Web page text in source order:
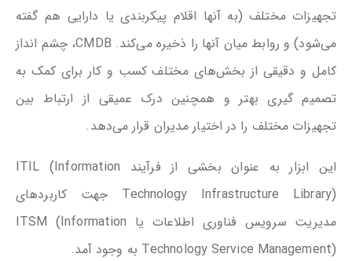
تجهیزات مختلف (به آنها اقلام پیکربندی یا دارایی هم گفته
می‌شود) و روابط میان آنها را ذخیره می‌کند. CMDB، چشم انداز
کامل و دقیقی از بخش‌های مختلف کسب و کار برای کمک به
تصمیم گیری بهتر و همچنین درک عمیقی از ارتباط بین
تجهیزات مختلف را در اختیار مدیران قرار می‌دهد.
این ابزار به عنوان بخشی از فرآیند ITIL (Information
Technology Infrastructure Library) جهت کاربردهای
مدیریت سرویس‌ فناوری اطلاعات یا ITSM (Information
Technology Service Management) به وجود آمد.